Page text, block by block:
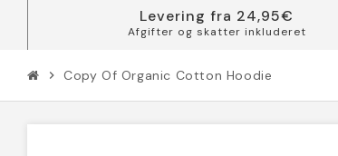
Levering fra 24,95€
Afgifter og skatter inkluderet
chevron_right Copy Of Organic Cotton Hoodie